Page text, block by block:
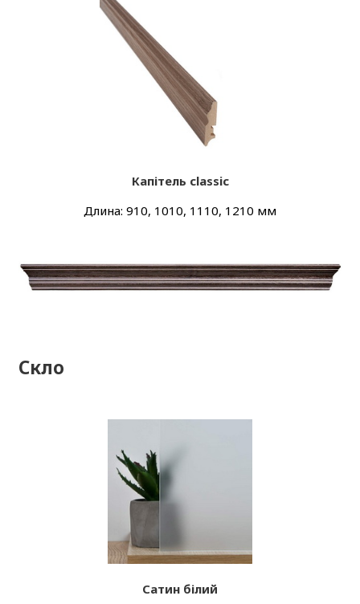
Капітель classic
Длина: 910, 1010, 1110, 1210 мм
Скло
Сатин білий